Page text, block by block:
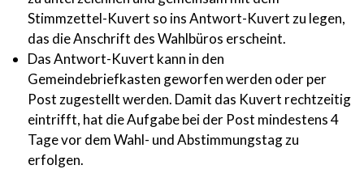
Stimmzettel-Kuvert so ins Antwort-Kuvert zu legen,
das die Anschrift des Wahlbüros erscheint.
Das Antwort-Kuvert kann in den
Gemeindebriefkasten geworfen werden oder per
Post zugestellt werden. Damit das Kuvert rechtzeitig
eintrifft, hat die Aufgabe bei der Post mindestens 4
Tage vor dem Wahl- und Abstimmungstag zu
erfolgen.